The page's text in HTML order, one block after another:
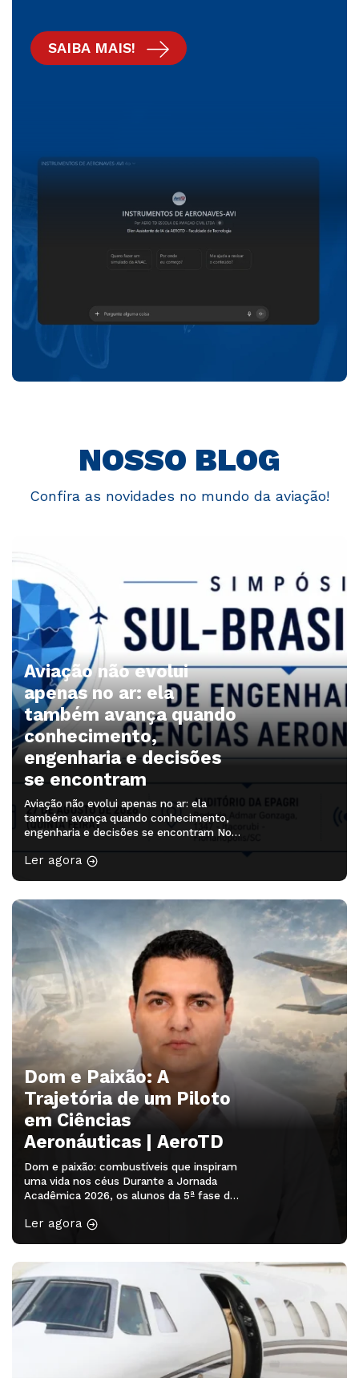
SAIBA MAIS!
NOSSO BLOG
Confira as novidades no mundo da aviação!
Aviação não evolui
apenas no ar: ela
também avança quando
conhecimento,
engenharia e decisões
se encontram
Aviação não evolui apenas no ar: ela
também avança quando conhecimento,
engenharia e decisões se encontram No
será ponto de encontro de profissionais,
caminhos da aviação. O Simpósio Sul-
Brasileiro de Engenharia e Ciências
Aeronáuticas será realizado no Auditório
Ler agora
Dom e Paixão: A
Trajetória de um Piloto
em Ciências
Aeronáuticas | AeroTD
Dom e paixão: combustíveis que inspiram
uma vida nos céus Durante a Jornada
Acadêmica 2026, os alunos da 5ª fase do
AEROTD participaram do minicurso
Rodrigues Guarienti. A atividade
proporcionou aos acadêmicos a
oportunidade de desenvolver habilidades
de escrita, organização […]
Ler agora